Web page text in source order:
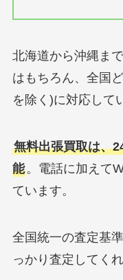
北海道から沖縄ま
はもちろん、全国
を除く)に対応して
無料出張買取は、
能。電話に加えて
ています。
全国統一の査定基
っかり査定してく